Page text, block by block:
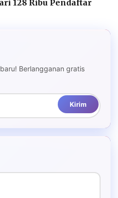
128 Ribu Pendaftar
Berlangganan gratis
Kirim